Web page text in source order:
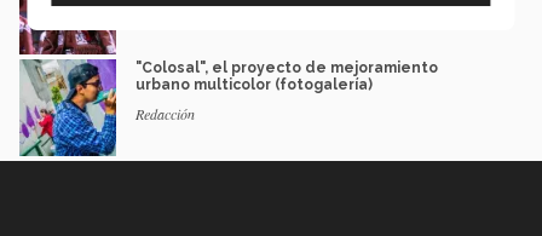
Karla Pérez | Campus Guadalajara
"Colosal", el proyecto de mejoramiento
urbano multicolor (fotogalería)
Redacción